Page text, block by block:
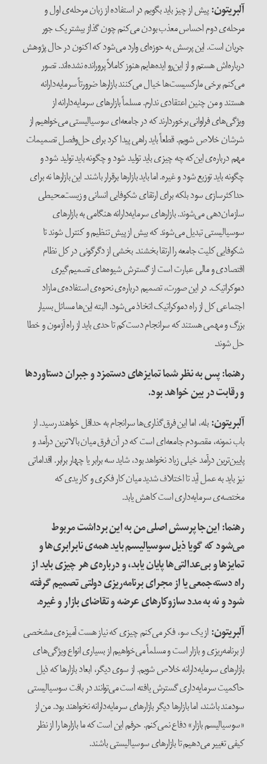
آلبریتون:پیش از چیز باید بگویم در استفاده از زبان مرحله‌ی اول و
مرحله‌ی دوم احساس معذب بودن می‌کنم چون گذارْ بیشتر یک جور
جریان است. این پرسش به حوزه‌ای وارد می‌شود که اکنون در حال پژوهش
درباره‌اش هستم و از این‌رو ایده‌هایم هنوز کاملاً پرورانده‌ نشده‌اند. تصور
می‌کنم برخی مارکسیست‌ها خیال می‌کنند بازارها ضرورتاً سرمایه‌دارانه
هستند و من چنین اعتقادی ندارم. مسلماً بازارهای سرمایه‌دارانه از
ویژگی‌های فراوانی برخوردارند که در جامعه‌ای سوسیالیستی می‌خواهیم از
شرشان خلاص شویم. قطعاً باید راهی پیدا کرد برای حل‌وفصل تصمیمات
مهم درباره‌ی این‌که چه چیزی باید تولید شود و چگونه باید تولید شود و
چگونه باید توزیع شود و غیره. اما باید بازارها برقرار باشند. این بازارها نه برای
حداکثرسازی سود بلکه برای ارتقای شکوفایی انسانی و زیست‌محیطی
سازمان‌دهی می‌شوند. بازارهای سرمایه‌دارانه هنگامی به بازارهای
سوسیالیستی تبدیل می‌شوند که بیش از پیش تنظیم و کنترل شوند تا
شکوفایی کلیت جامعه را ارتقا بخشند. بخشی از دگرگونی در کل نظام
اقتصادی و مالی عبارت است از گسترش شیوه‌های تصمیم‌گیری
دموکراتیک. در این صورت، تصمیم درباره‌ی نحوه‌ی استفاده‌ی مازاد
اجتماعی کل از راه دموکراتیک اتخاذ می‌شود. البته این‌ها مسائل بسیار
بزرگ و مهمی هستند که سرانجام دست‌کم تا حدی باید از راه آزمون و خطا
حل شوند.
رهنما: پس به نظر شما تمایزهای دستمزد و جبران دستاوردها
و رقابت در بین خواهد بود.
آلبریتون:بله، اما این فرق‌گذاری‌ها سرانجام به حداقل خواهند رسید. از
باب نمونه، مقصودم جامعه‌ای است که در آن فرق میان بالاترین درآمد و
پایین‌ترین درآمد خیلی زیاد نخواهد بود، شاید سه برابر یا چهار برابر. اقداماتی
نیز باید به عمل آید تا اختلاف شدید میان کار فکری و کار یدی که
مختصه‌ی سرمایه‌داری است کاهش یابد.
رهنما: این‌جا پرسش اصلی من به این برداشت مربوط
می‌شود که گویا ذیل سوسیالیسم باید همه‌ی نابرابری‌ها و
تمایزها و بی‌عدالتی‌ها پایان یابد، و درباره‌ی هر چیزی باید از
راه دسته‌جمعی یا از مجرای برنامه‌ریزی دولتی تصمیم گرفته
شود و نه به مدد سازوکارهای عرضه و تقاضای بازار و غیره.
آلبریتون:از یک سو، فکر می‌کنم چیزی که نیاز هست آمیزه‌ی مشخصی
از برنامه‌ریزی و بازار است و مسلماً می‌خواهیم از بسیاری انواع ویژگی‌های
بازارهای سرمایه‌دارانه خلاص شویم. از سوی دیگر، ابعاد بازارها که ذیل
حاکمیت سرمایه‌داری گسترش یافته است می‌توانند در بافت سوسیالیستی
سودمند باشند، اما بازارها دیگر بازارهای سرمایه‌دارانه نخواهند بود. من از
«سوسیالیسم بازار» دفاع نمی‌کنم. حرفم این است که ما بازارها را از نظر
کیفی تغییر می‌دهیم تا بازارهای سوسیالیستی باشند.